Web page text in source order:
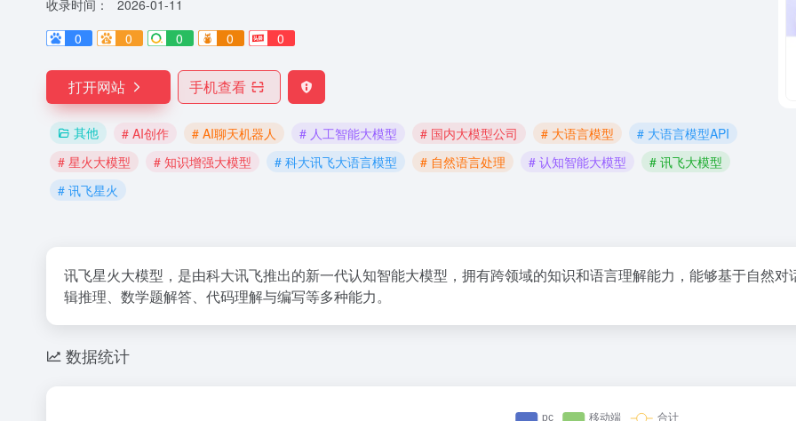
收录时间：
2026-01-11
0
0 0 0 0
打开网站 手机查看
其他 # AI创作 # AI聊天机器人 # 人工智能大模型 # 国内大模型公司 # 大语言模型
# 大语言模型API
# 星火大模型
# 知识增强大模型 # 科大讯飞大语言模型 # 自然语言处理 # 认知智能大模型
# 讯飞大模型
# 讯飞星火
讯飞星火大模型，是由科大讯飞推出的新一代认知智能大模型，拥有跨领域的知识和语言理解能力，能够基于自然
辑推理、数学题解答、代码理解与编写等多种能力。
数据统计